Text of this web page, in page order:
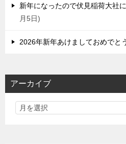
新年になったので伏見稲荷大社
月5日
2026年新年あけましておめでと
アーカイブ